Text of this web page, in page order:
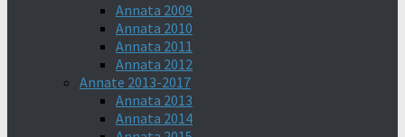
Annata 2009
Annata 2010
Annata 2011
Annata 2012
Annate 2013-2017
Annata 2013
Annata 2014